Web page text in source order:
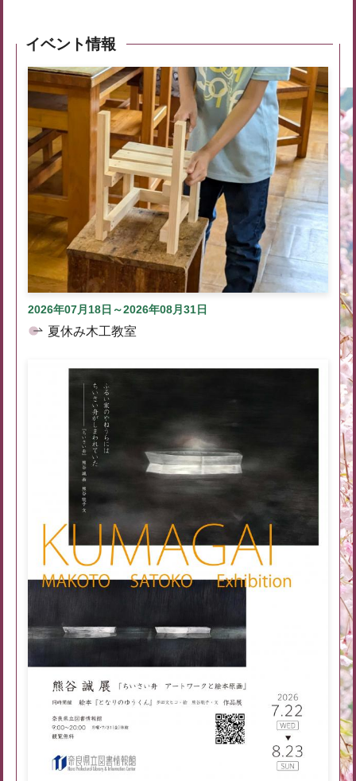
イベント情報
2026年07月18日～2026年08月31日
夏休み木工教室